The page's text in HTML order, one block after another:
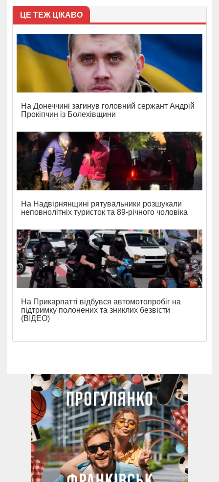
ЦЕ ТЕЖ ЦІКАВО
На Донеччині загинув головний сержант Андрій
Прокіпчин із Болехівщини
На Надвірнянщині рятувальники розшукали
неповнолітніх туристок та 89-річного чоловіка
На Прикарпатті відбувся автомотопробіг на
підтримку полонених та зниклих безвісти
(ВІДЕО)